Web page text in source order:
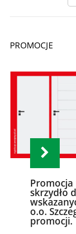
PROMOCJE
Promocja
skrzydło
o.o.
promocji.